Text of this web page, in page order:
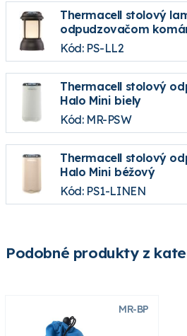
Thermacell stolový
odpudzovačom
Kód: PS-LL2
Thermacell stolový
Halo Mini biely
Kód: MR-PSW
Thermacell stolový
Halo Mini béžový
Kód: PS1-LINEN
Podobné produkty z
MR-BP